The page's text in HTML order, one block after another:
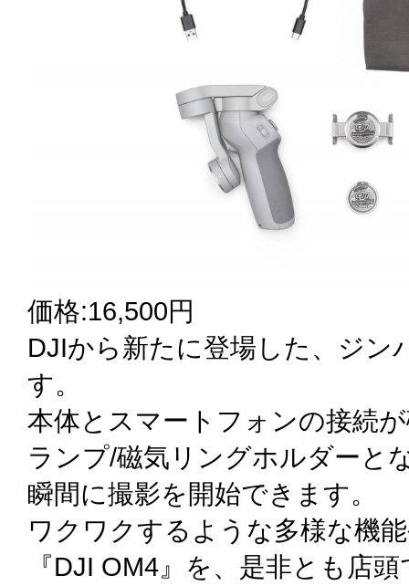
価格:16,500円
DJIから新たに登場した、ジン
す。
本体とスマートフォンの接続
ランプ/磁気リングホルダーと
瞬間に撮影を開始できます。
ワクワクするような多様な機
『DJI OM4』を、是非とも店